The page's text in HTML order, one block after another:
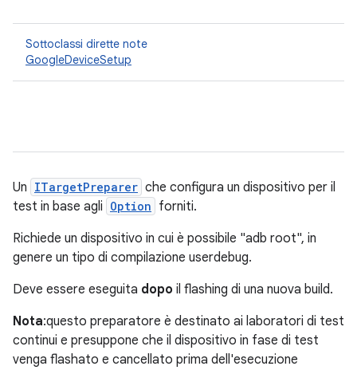
Sottoclassi dirette note
GoogleDeviceSetup
Un ITargetPreparer che configura un dispositivo per il
test in base agli Option forniti.
Richiede un dispositivo in cui è possibile "adb root", in
genere un tipo di compilazione userdebug.
Deve essere eseguita dopo il flashing di una nuova build.
Nota:questo preparatore è destinato ai laboratori di test
continui e presuppone che il dispositivo in fase di test
venga flashato e cancellato prima dell'esecuzione